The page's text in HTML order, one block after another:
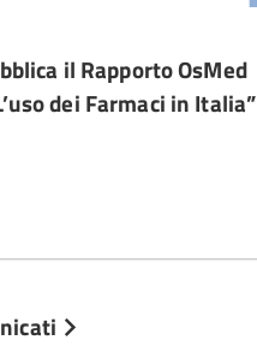
il Rapporto OsMed
dei Farmaci in Italia”